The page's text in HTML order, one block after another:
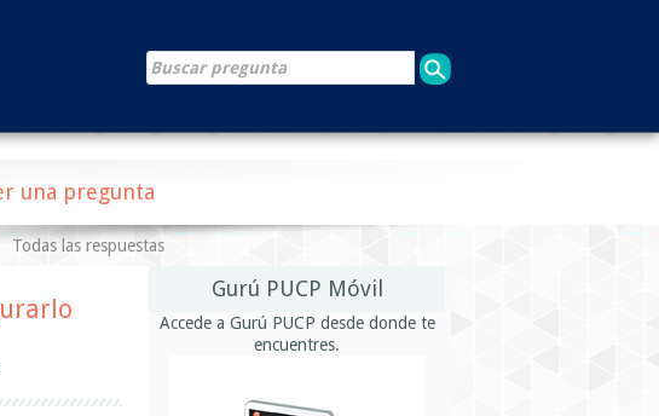
una pregunta
Todas las respuestas
Gurú PUCP Móvil
Accede a Gurú PUCP desde donde te
encuentres.